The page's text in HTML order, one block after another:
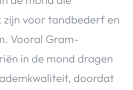
voor tandbederf en
Vooral Gram-
in de mond dragen
doordat